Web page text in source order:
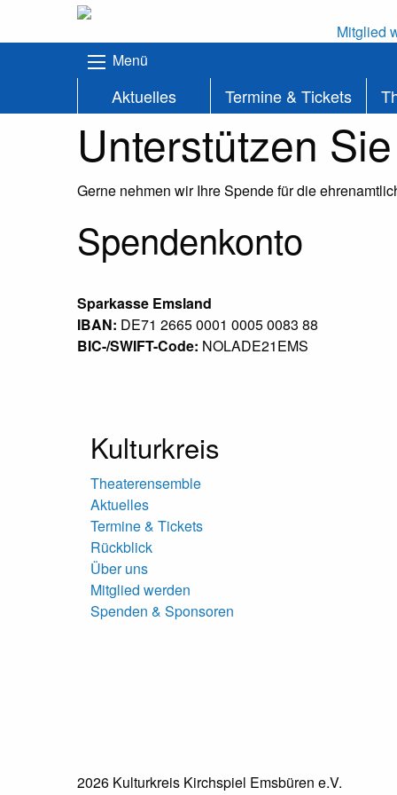
Mitglied
Menü
Aktuelles Termine & Tickets
Unterstützen
Gerne nehmen wir Ihre Spende für die
Spendenkonto
Sparkasse Emsland
IBAN: DE71 2665 0001 0005 0083 88
BIC-/SWIFT-Code: NOLADE21EMS
Kulturkreis
Theaterensemble
Aktuelles
Termine & Tickets
Rückblick
Über uns
Mitglied werden
Spenden & Sponsoren
2026 Kulturkreis Kirchspiel Emsbüren e.V.